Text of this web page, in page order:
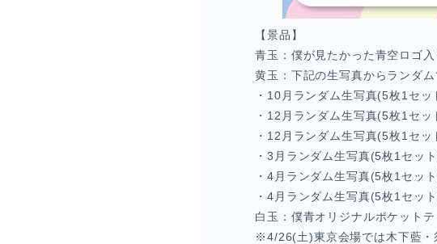
【景品】
青玉：僕が見たかった青空ロゴ
黄玉：下記の生写真からランダム
・10月ランダム生写真(5枚1セッ
・12月ランダム生写真(5枚1セッ
・12月ランダム生写真(5枚1セッ
・3月ランダム生写真(5枚1セッ
・4月ランダム生写真(5枚1セッ
・4月ランダム生写真(5枚1セッ
白玉：僕青オリジナルポケット
※4/26(土)東京会場では木下藍・